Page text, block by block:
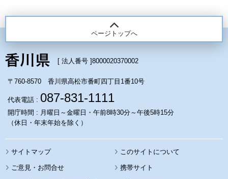
ページトップへ
[ 法人番号 ]8000020370002
〒760-8570 香川県高松市番町四丁目1番10号
代表電話 : 087-831-1111
開庁時間 : 月曜日～金曜日・午前8時30分～午後5時15分
（休日・年末年始を除く）
サイトマップ このサイトについて
携帯サイト